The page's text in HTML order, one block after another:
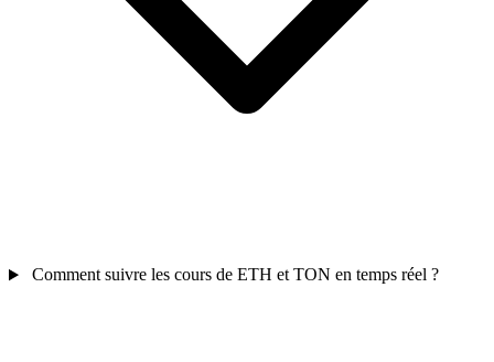
Comment suivre les cours de ETH et TON en temps réel ?